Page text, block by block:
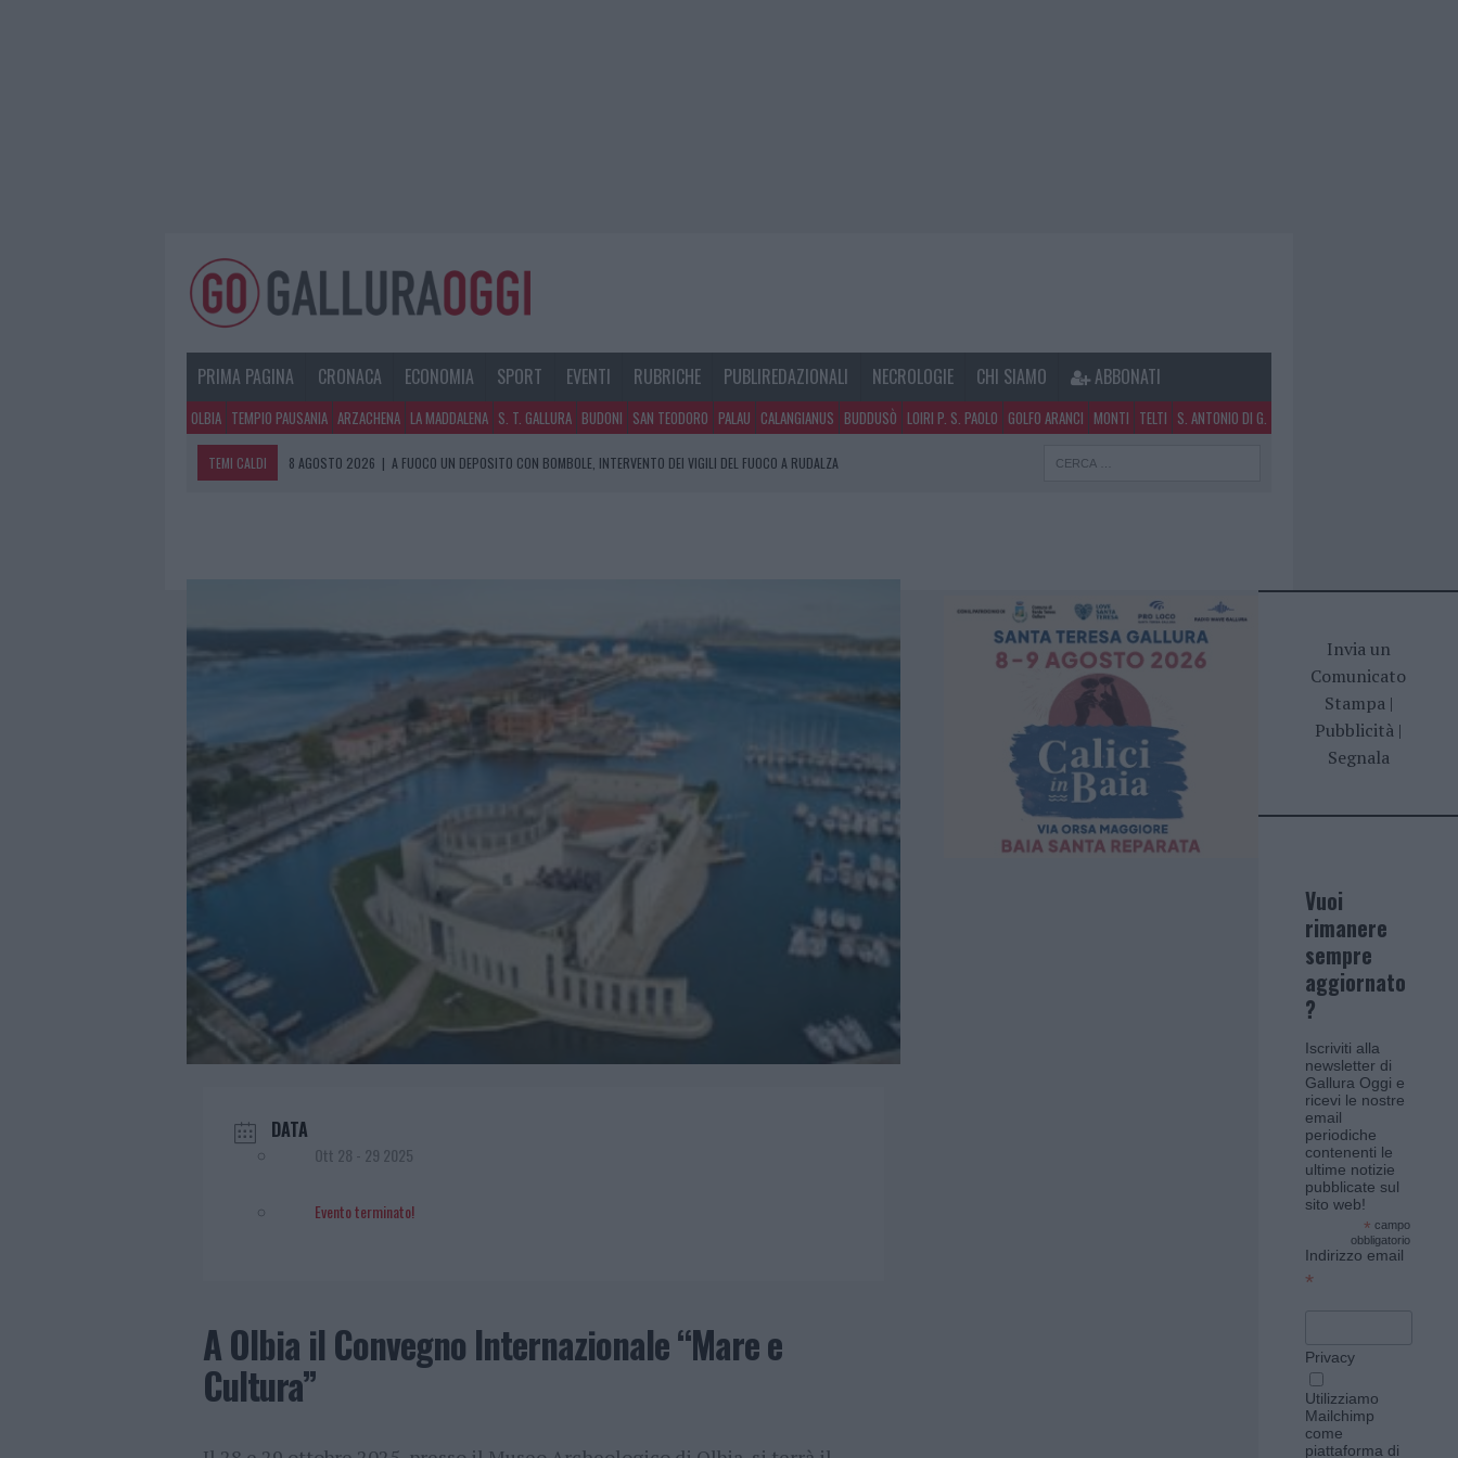
PRIMA PAGINA CRONACA ECONOMIA SPORT EVENTI RUBRICHE PUBLIREDAZIONALI NECROLOGIE CHI SIAMO ABBONATI
OLBIA TEMPIO PAUSANIA ARZACHENA LA MADDALENA S. T. GALLURA BUDONI SAN TEODORO PALAU CALANGIANUS BUDDUSÒ LOIRI P. S. PAOLO GOLFO ARANCI MONTI TELTI S. ANTONIO DI G.
TEMI CALDI 8 AGOSTO 2026 | A FUOCO UN DEPOSITO CON BOMBOLE, INTERVENTO DEI VIGILI DEL FUOCO A RUDALZA
DATA
Ott 28 - 29 2025
Evento terminato!
A Olbia il Convegno Internazionale “Mare e
Cultura”
Invia un
Comunicato
Stampa|
Pubblicità |
Segnala
Vuoi
rimanere
sempre
aggiornato
?
Iscriviti alla
newsletter di
Gallura Oggi e
ricevi le nostre
email
periodiche
contenenti le
ultime notizie
pubblicate sul
sito web!
* campo
obbligatorio
Indirizzo email
*
Privacy
Utilizziamo
Mailchimp
come
piattaforma di